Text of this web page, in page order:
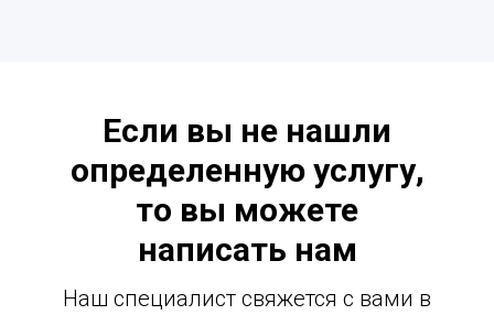
Если вы не нашли
определенную услугу,
то вы можете
написать нам
Наш специалист свяжется с вами в